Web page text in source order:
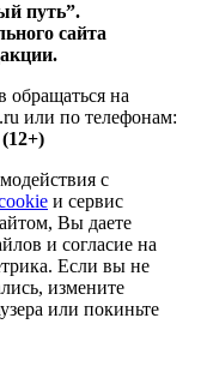
путь”.
сайта
обращаться на
или по телефонам:
(12+)
с
и сервис
Вы даете
и согласие на
Если вы не
измените
или покиньте